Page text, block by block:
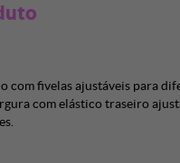
fivelas ajustáveis para
com elástico traseiro